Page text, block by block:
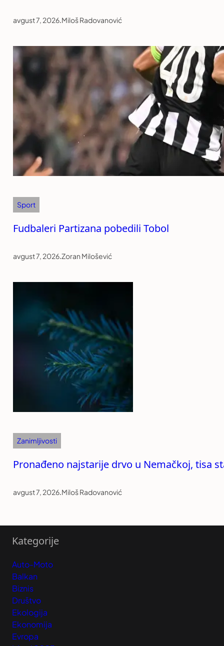
avgust 7, 2026.Miloš Radovanović
Sport
Fudbaleri Partizana pobedili Tobol
avgust 7, 2026.Zoran Milošević
Zanimljivosti
Pronađeno najstarije drvo u Nemačkoj, tisa
avgust 7, 2026.Miloš Radovanović
Kategorije
Auto-Moto
Balkan
Biznis
Društvo
Ekologija
Ekonomija
Evropa